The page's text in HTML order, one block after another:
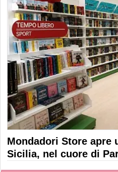
Mondadori Store apre
Sicilia, nel cuore di